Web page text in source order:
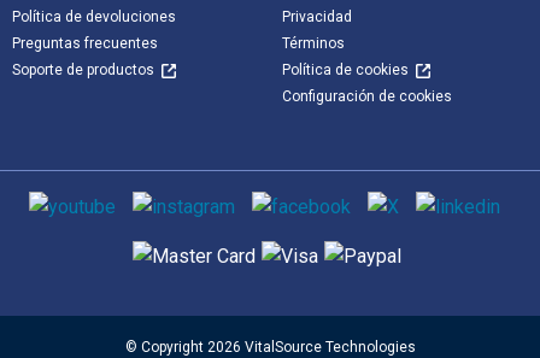
Política de devoluciones
Preguntas frecuentes
Soporte de productos
Privacidad
Términos
Política de cookies
Configuración de cookies
Medios de comunicación social
Métodos de pago admitidos
© Copyright 2026 VitalSource Technologies